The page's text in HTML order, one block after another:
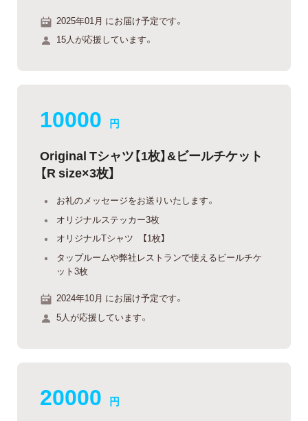
2025年01月 にお届け予定です。
15人が応援しています。
10000 円
Original Tシャツ【1枚】&ビールチケット
【R size×3枚】
お礼のメッセージをお送りいたします。
オリジナルステッカー3枚
オリジナルTシャツ 【1枚】
タップルームや弊社レストランで使えるビールチケ
ット3枚
2024年10月 にお届け予定です。
5人が応援しています。
20000 円